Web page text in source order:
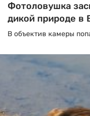
Фотоловушка
дикой природе в
В объектив камеры